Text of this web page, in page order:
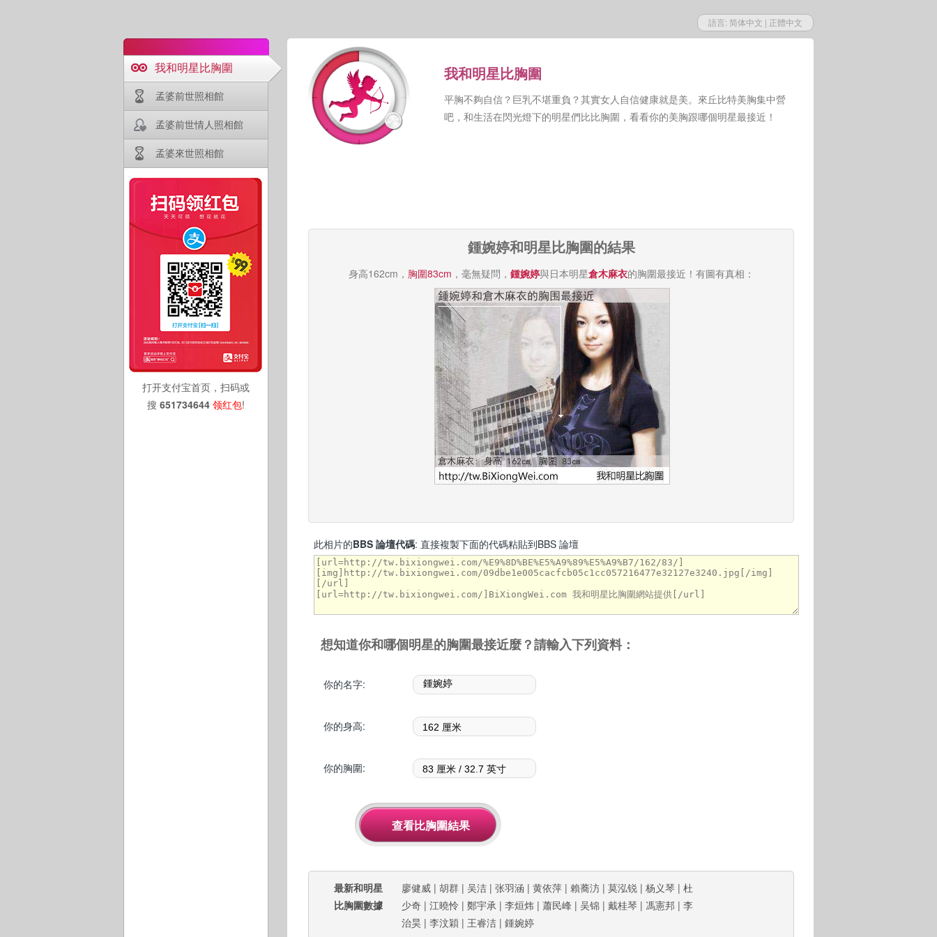
語言: 简体中文 | 正體中文
我和明星比胸圍
孟婆前世照相館
孟婆前世情人照相館
孟婆來世照相館
打开支付宝首页，扫码或
搜 651734644 领红包!
我和明星比胸圍
平胸不夠自信？巨乳不堪重負？其實女人自信健康就是美。來丘比特美胸集中營
吧，和生活在閃光燈下的明星們比比胸圍，看看你的美胸跟哪個明星最接近！
鍾婉婷和明星比胸圍的結果
身高162cm， 胸圍83cm ，毫無疑問， 鍾婉婷與日本明星倉木麻衣的胸圍最接近！有圖有真相：
此相片的BBS 論壇代碼: 直接複製下面的代碼粘貼到BBS 論壇
想知道你和哪個明星的胸圍最接近麼？請輸入下列資料：
你的名字:
你的身高:
你的胸圍:
最新和明星
比胸圍數據
廖健威 | 胡群 | 吴洁 | 张羽涵 | 黄依萍 | 賴蕎汸 | 莫泓锐 | 杨义琴 | 杜
少奇 | 江曉怜 | 鄭宇承 | 李烜炜 | 蕭民峰 | 吴锦 | 戴桂琴 | 馮憲邦 | 李
治昊 | 李汶穎 | 王睿洁 | 鍾婉婷